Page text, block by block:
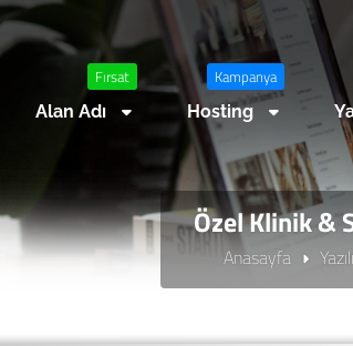
Fırsat
Alan Adı
Kampanya
Hosting
Özel Klinik &
Anasayfa